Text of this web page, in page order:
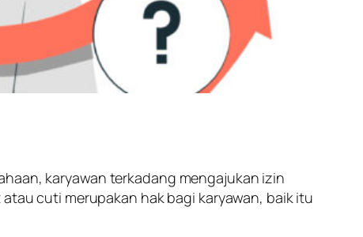
karyawan terkadang mengajukan izin
cuti merupakan hak bagi karyawan, baik itu